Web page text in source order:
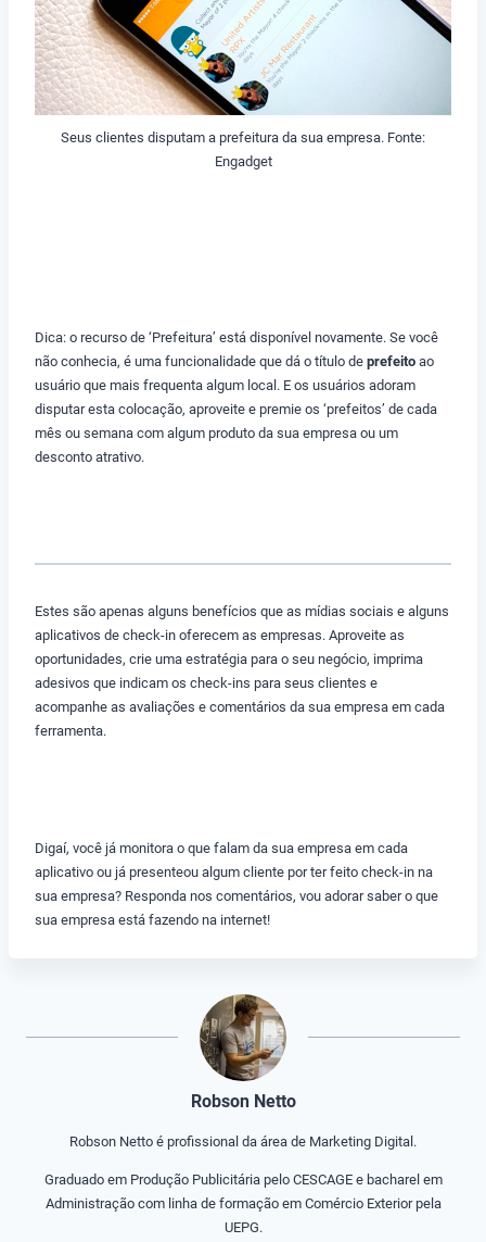
Seus clientes disputam a prefeitura da sua empresa. Fonte:
Engadget
Dica: o recurso de ‘Prefeitura’ está disponível novamente. Se você
não conhecia, é uma funcionalidade que dá o título de prefeito ao
usuário que mais frequenta algum local. E os usuários adoram
disputar esta colocação, aproveite e premie os ‘prefeitos’ de cada
mês ou semana com algum produto da sua empresa ou um
desconto atrativo.
Estes são apenas alguns benefícios que as mídias sociais e alguns
aplicativos de check-in oferecem as empresas. Aproveite as
oportunidades, crie uma estratégia para o seu negócio, imprima
adesivos que indicam os check-ins para seus clientes e
acompanhe as avaliações e comentários da sua empresa em cada
ferramenta.
Digaí, você já monitora o que falam da sua empresa em cada
aplicativo ou já presenteou algum cliente por ter feito check-in na
sua empresa? Responda nos comentários, vou adorar saber o que
sua empresa está fazendo na internet!
Robson Netto
Robson Netto é profissional da área de Marketing Digital.
Graduado em Produção Publicitária pelo CESCAGE e bacharel em
Administração com linha de formação em Comércio Exterior pela
UEPG.